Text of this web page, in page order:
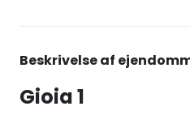
Beskrivelse af
Gioia 1